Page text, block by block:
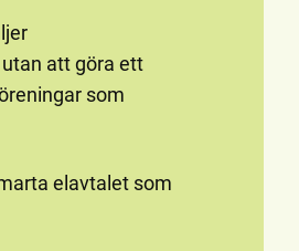
att göra ett
som
elavtalet som